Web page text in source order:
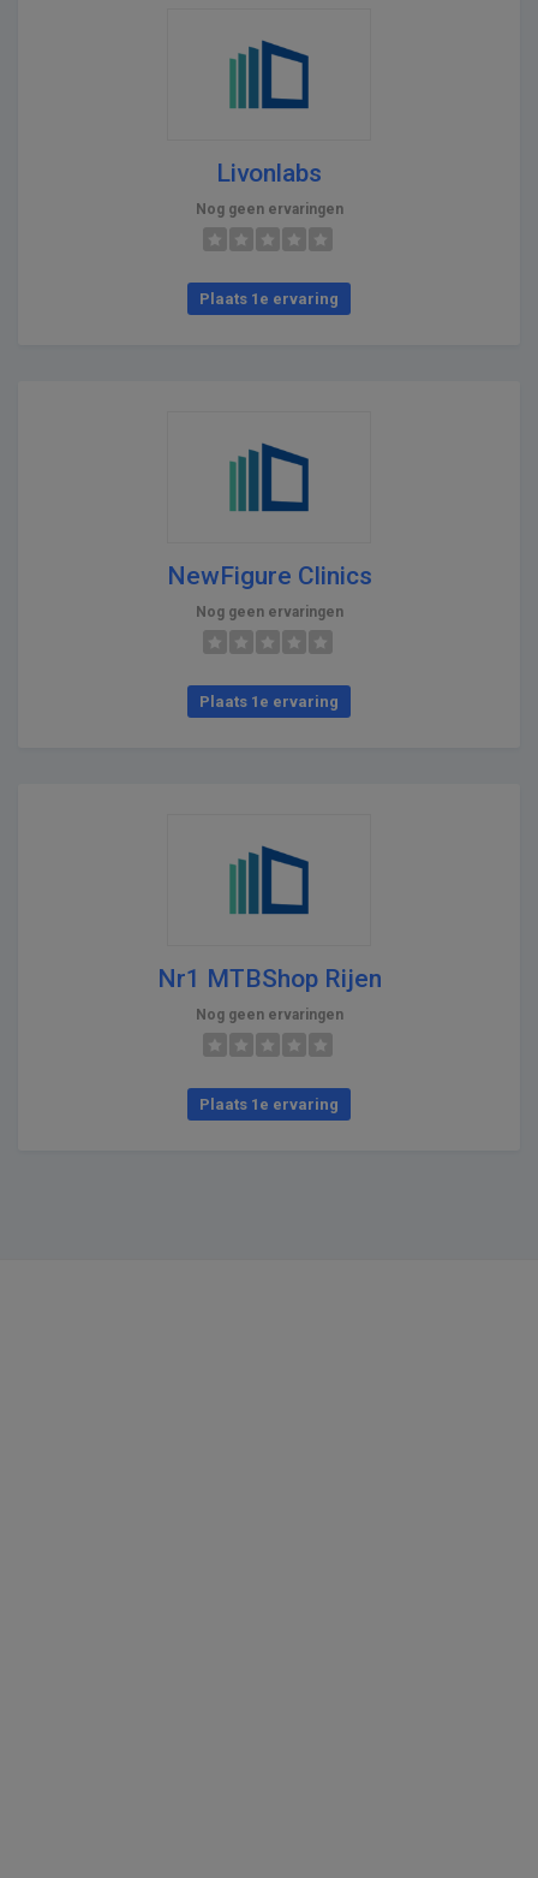
Livonlabs
Nog geen ervaringen
Plaats 1e ervaring
NewFigure Clinics
Nog geen ervaringen
Plaats 1e ervaring
Nr1 MTBShop Rijen
Nog geen ervaringen
Plaats 1e ervaring